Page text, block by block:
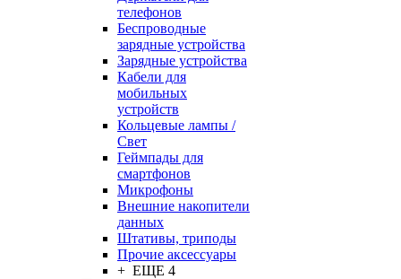
телефонов
Беспроводные
зарядные устройства
Зарядные устройства
Кабели для
мобильных
устройств
Кольцевые лампы /
Свет
Геймпады для
смартфонов
Микрофоны
Внешние накопители
данных
Штативы, триподы
Прочие аксессуары
+ ЕЩЕ 4